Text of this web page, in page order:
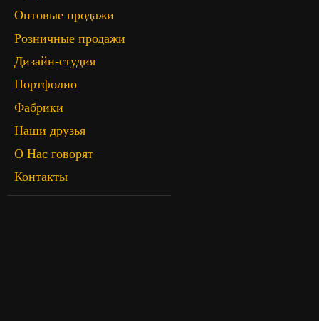
Оптовые продажи
Розничные продажи
Дизайн-студия
Портфолио
Фабрики
Наши друзья
О Нас говорят
Контакты